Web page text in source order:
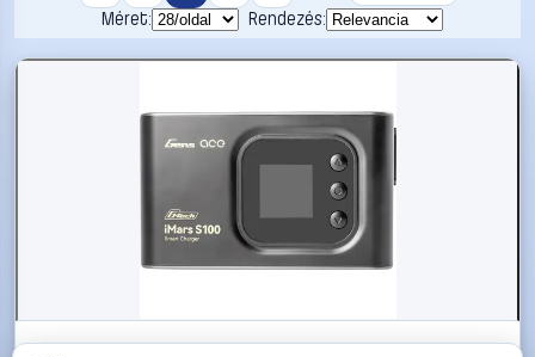
Méret:
Rendezés: